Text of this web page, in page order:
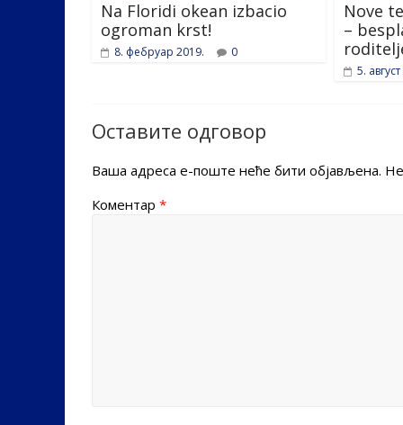
Na Floridi okean izbacio
ogroman krst!
8. фебруар 2019. 0
Nove
–
5.
Оставите одговор
Ваша адреса е-поште неће бити објављена.
Коментар *